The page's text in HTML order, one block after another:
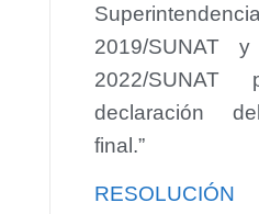
2019/SUNAT
2022/SUNAT
declaración
final.”